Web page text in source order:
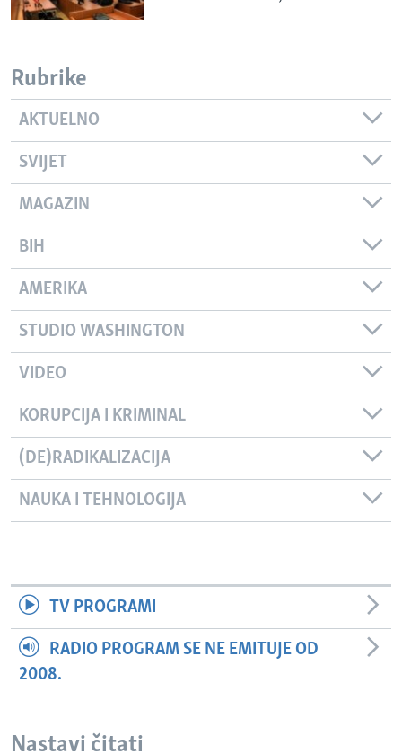
Rubrike
AKTUELNO
SVIJET
MAGAZIN
BIH
AMERIKA
STUDIO WASHINGTON
VIDEO
KORUPCIJA I KRIMINAL
(DE)RADIKALIZACIJA
NAUKA I TEHNOLOGIJA
TV PROGRAMI
RADIO PROGRAM SE NE EMITUJE OD
2008.
Nastavi čitati